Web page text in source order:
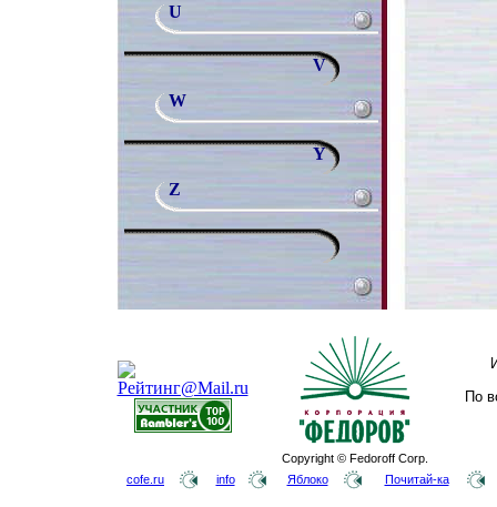
U
V
W
Y
Z
Copyright © Fedoroff Corp.
По
cofe.ru info Яблоко Почитай-ка